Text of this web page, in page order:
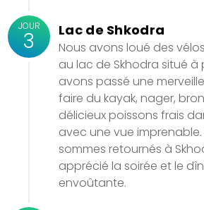
JOUR
3 Lac de Shkodra
Nous avons loué des
au lac de Skhodra situé à
avons passé une
faire du kayak, nager,
délicieux poissons frais
avec une vue imprenable.
sommes retournés à
apprécié la soirée et le
envoûtante.